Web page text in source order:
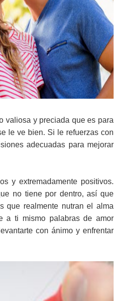
valiosa y preciada que es para
le ve bien. Si le refuerzas con
adecuadas para mejorar
y extremadamente positivos.
no tiene por dentro, así que
que realmente nutran el alma
a ti mismo palabras de amor
con ánimo y enfrentar